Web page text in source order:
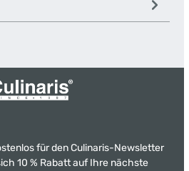
für den Culinaris-Newsletter
10 % Rabatt auf Ihre nächste